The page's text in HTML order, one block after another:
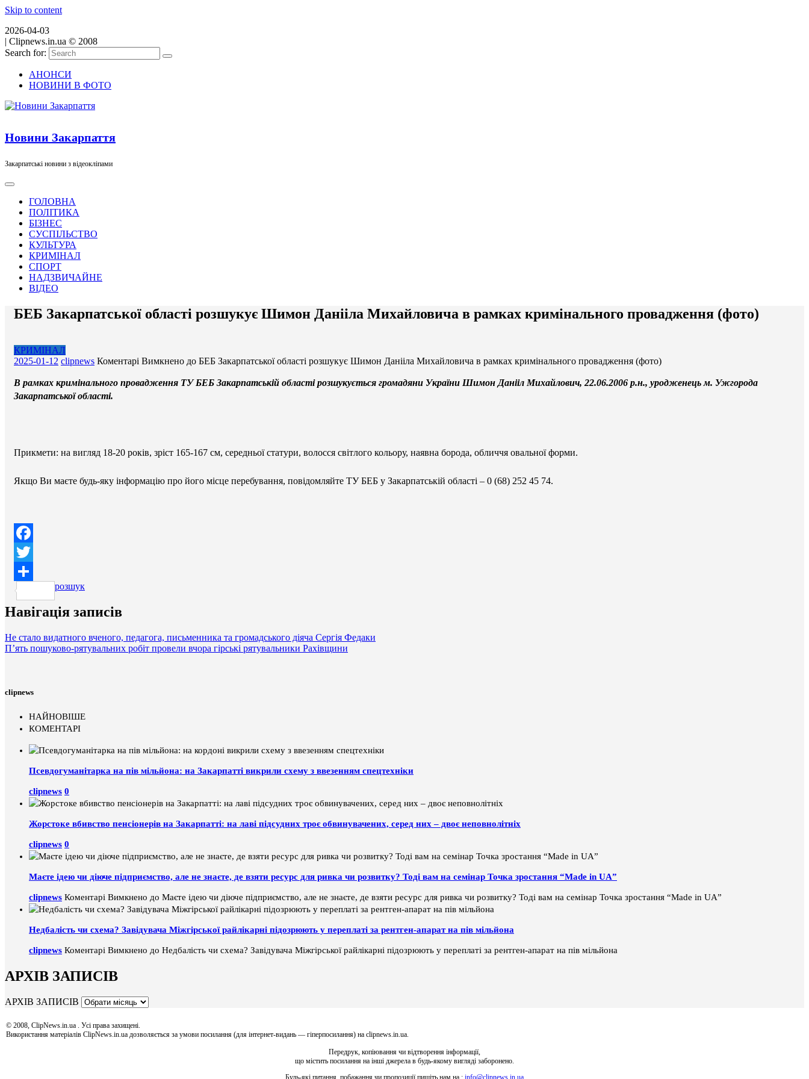
Skip to content
2026-04-03
| Clipnews.in.ua © 2008
Search for:
АНОНСИ
НОВИНИ В ФОТО
Новини Закарпаття
Закарпатські новини з відеокліпами
ГОЛОВНА
ПОЛІТИКА
БІЗНЕС
СУСПІЛЬСТВО
КУЛЬТУРА
КРИМІНАЛ
СПОРТ
НАДЗВИЧАЙНЕ
ВІДЕО
БЕБ Закарпатської області розшукує Шимон Данііла Михайловича в рамках кримінального провадження (фото)
КРИМІНАЛ
2025-01-12 clipnews Коментарі Вимкнено до БЕБ Закарпатської області розшукує Шимон Данііла Михайловича в рамках кримінального провадження (фото)
B рамках кримінального провадження ТУ БЕБ Закарпатській області розшукується громадяни України Шимон Данііл Михайлович, 22.06.2006 р.н., уродженець м. Ужгорода
Закарпатської області.
Прикмети: на вигляд 18-20 років, зріст 165-167 см, середньої статури, волосся світлого кольору, наявна борода, обличчя овальної форми.
Якщо Ви маєте будь-яку інформацію про його місце перебування, повідомляйте ТУ БЕБ у Закарпатській області – 0 (68) 252 45 74.
Facebook
Twitter
Поділитися
розшук
Навігація записів
Не стало видатного вченого, педагога, письменника та громадського діяча Сергія Федаки
П’ять пошуково-рятувальних робіт провели вчора гірські рятувальники Рахівщини
clipnews
НАЙНОВІШЕ
КОМЕНТАРІ
Псевдогуманітарка на пів мільйона: на Закарпатті викрили схему з ввезенням спецтехніки
clipnews 0
Жорстоке вбивство пенсіонерів на Закарпатті: на лаві підсудних троє обвинувачених, серед них – двоє неповнолітніх
clipnews 0
Маєте ідею чи діюче підприємство, але не знаєте, де взяти ресурс для ривка чи розвитку? Тоді вам на семінар Точка зростання “Made in UA”
clipnews Коментарі Вимкнено до Маєте ідею чи діюче підприємство, але не знаєте, де взяти ресурс для ривка чи розвитку? Тоді вам на семінар Точка зростання “Made in UA”
Недбалість чи схема? Завідувача Міжгірської райлікарні підозрюють у переплаті за рентген-апарат на пів мільйона
clipnews Коментарі Вимкнено до Недбалість чи схема? Завідувача Міжгірської райлікарні підозрюють у переплаті за рентген-апарат на пів мільйона
АРХІВ ЗАПИСІВ
АРХІВ ЗАПИСІВ
© 2008, ClipNews.in.ua . Усі права захищені.
Використання матеріалів ClipNews.in.ua дозволяється за умови посилання (для інтернет-видань — гіперпосилання) на clipnews.in.ua.
Передрук, копіювання чи відтворення інформації,
що містить посилання на інші джерела в будь-якому вигляді заборонено.
Будь-які питання, побажання чи пропозиції пишіть нам на : info@clipnews.in.ua